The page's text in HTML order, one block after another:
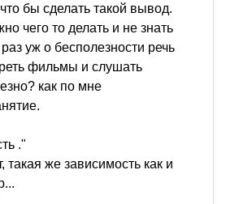
бы сделать такой вывод.
чего то делать и не знать
уж о бесполезности речь
фильмы и слушать
как по мне
."
такая же зависимость как и